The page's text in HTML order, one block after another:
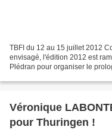
TBFI du 12 au 15 juillet 2012
envisagé, l'édition 2012 est
Plédran pour organiser le
Véronique
pour Thuringen !